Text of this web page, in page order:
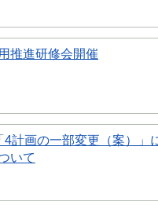
推進研修会開催
計画の一部変更（案）」
いて